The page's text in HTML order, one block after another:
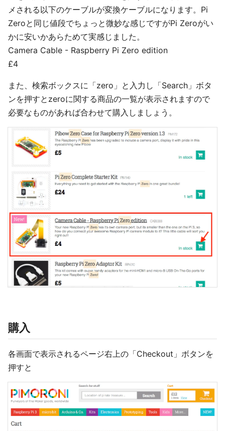
メされる以下のケーブルが変換ケーブルになります。Pi
Zeroと同じ値段でちょっと微妙な感じですがPi Zeroがい
かに安いかあらためて実感じました。
Camera Cable - Raspberry Pi Zero edition
£4
また、検索ボックスに「zero」と入力し「Search」ボタ
ンを押すとzeroに関する商品の一覧が表示されますので
必要なものがあれば合わせて購入しましょう。
購入
各画面で表示されるページ右上の「Checkout」ボタンを
押すと